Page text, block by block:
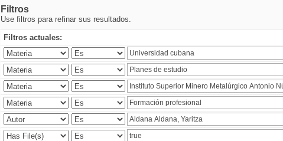
Filtros
Use filtros para refinar sus resultados.
Filtros actuales: